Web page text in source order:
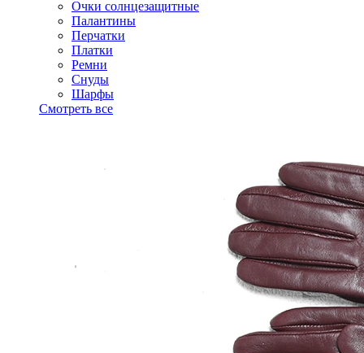
Очки солнцезащитные
Палантины
Перчатки
Платки
Ремни
Снуды
Шарфы
Смотреть все